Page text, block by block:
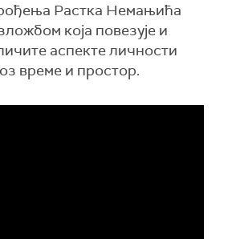
Растка Немањића
која повезује и
аспекте личности
време и простор.